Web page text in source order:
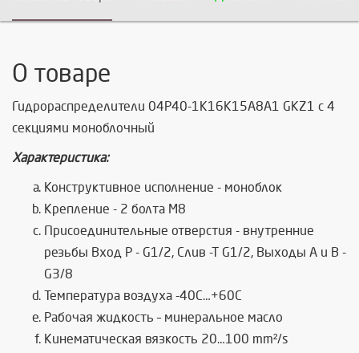
О товаре
Гидрoраспределители 04Р40-1К16К15A8A1 GKZ1 с 4
секциями моноблочный
Характеристика:
Конструктивное исполнение - моноблок
Крепление - 2 болта М8
Присоединительные отверстия - внутренние
резьбы Вход Р - G1/2, Слив -Т G1/2, Выходы А и В -
G3/8
Температура воздуха -40C…+60C
Рабочая жидкость – минеральное масло
Кинематическая вязкость 20…100 mm²/s